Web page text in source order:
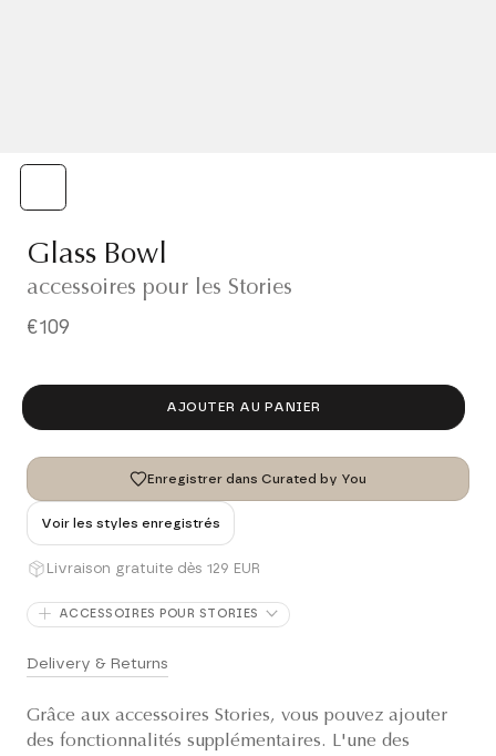
Glass Bowl
accessoires pour les Stories
€109
Grâce aux accessoires Stories, vous pouvez ajouter
des fonctionnalités supplémentaires. L'une des
AJOUTER AU PANIER
Enregistrer dans Curated by You
Voir les styles enregistrés
Livraison gratuite dès 129 EUR
ACCESSOIRES POUR STORIES
Delivery & Returns